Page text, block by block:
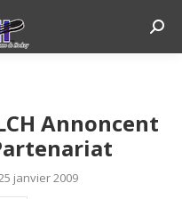
Annoncent
janvier 2009